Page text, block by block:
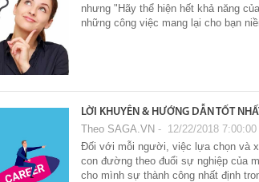
nhưng "Hãy thể hiện hết khả năng
những công việc mang lại cho bạn
LỜI KHUYÊN & HƯỚNG DẪN TỐT
Theo SAGA.VN ‐ 12/22/2018 7:00:00
Đối với mỗi người, việc lựa chọn và
con đường theo đuổi sự nghiệp của
cho mình sự thành công nhất định